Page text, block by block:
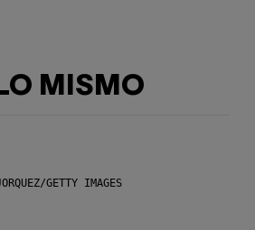
MISMO
GETTY IMAGES